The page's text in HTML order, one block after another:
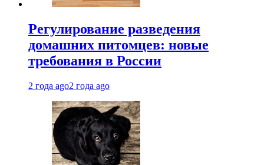
Регулирование разведения
домашних питомцев: новые
требования в России
2 года ago2 года ago